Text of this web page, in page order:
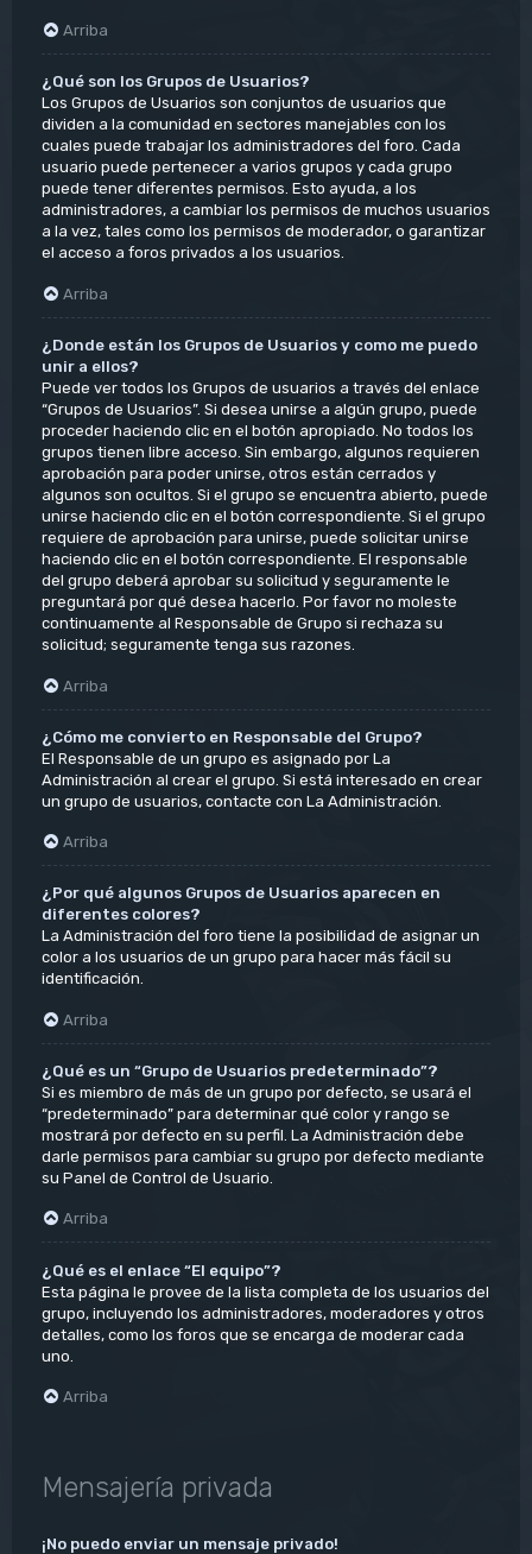
Arriba
¿Qué son los Grupos de Usuarios?
Los Grupos de Usuarios son conjuntos de usuarios que
dividen a la comunidad en sectores manejables con los
cuales puede trabajar los administradores del foro. Cada
usuario puede pertenecer a varios grupos y cada grupo
puede tener diferentes permisos. Esto ayuda, a los
administradores, a cambiar los permisos de muchos usuarios
a la vez, tales como los permisos de moderador, o garantizar
el acceso a foros privados a los usuarios.
Arriba
¿Donde están los Grupos de Usuarios y como me puedo
unir a ellos?
Puede ver todos los Grupos de usuarios a través del enlace
“Grupos de Usuarios”. Si desea unirse a algún grupo, puede
proceder haciendo clic en el botón apropiado. No todos los
grupos tienen libre acceso. Sin embargo, algunos requieren
aprobación para poder unirse, otros están cerrados y
algunos son ocultos. Si el grupo se encuentra abierto, puede
unirse haciendo clic en el botón correspondiente. Si el grupo
requiere de aprobación para unirse, puede solicitar unirse
haciendo clic en el botón correspondiente. El responsable
del grupo deberá aprobar su solicitud y seguramente le
preguntará por qué desea hacerlo. Por favor no moleste
continuamente al Responsable de Grupo si rechaza su
solicitud; seguramente tenga sus razones.
Arriba
¿Cómo me convierto en Responsable del Grupo?
El Responsable de un grupo es asignado por La
Administración al crear el grupo. Si está interesado en crear
un grupo de usuarios, contacte con La Administración.
Arriba
¿Por qué algunos Grupos de Usuarios aparecen en
diferentes colores?
La Administración del foro tiene la posibilidad de asignar un
color a los usuarios de un grupo para hacer más fácil su
identificación.
Arriba
¿Qué es un “Grupo de Usuarios predeterminado”?
Si es miembro de más de un grupo por defecto, se usará el
“predeterminado” para determinar qué color y rango se
mostrará por defecto en su perfil. La Administración debe
darle permisos para cambiar su grupo por defecto mediante
su Panel de Control de Usuario.
Arriba
¿Qué es el enlace “El equipo”?
Esta página le provee de la lista completa de los usuarios del
grupo, incluyendo los administradores, moderadores y otros
detalles, como los foros que se encarga de moderar cada
uno.
Arriba
Mensajería privada
¡No puedo enviar un mensaje privado!